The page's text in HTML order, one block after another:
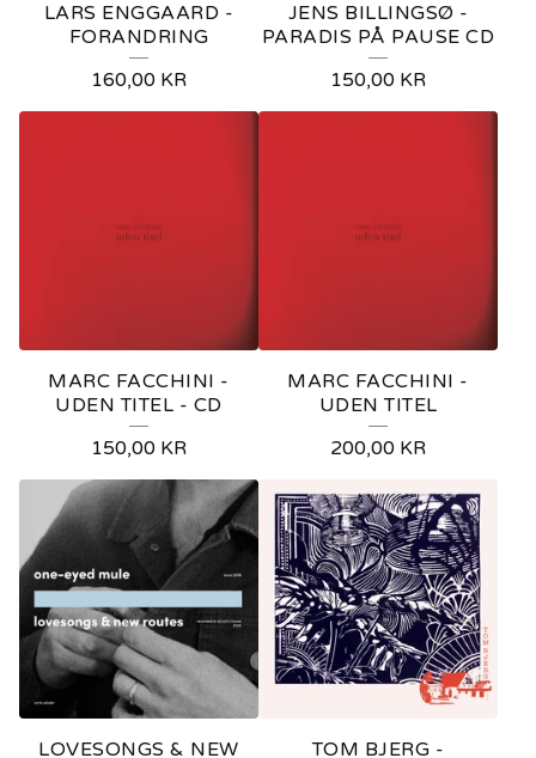
R
S
LARS ENGGAARD -
FORANDRING
160,00 KR
JENS BILLINGSØ -
PARADIS PÅ PAUSE CD
150,00 KR
MARC FACCHINI -
UDEN TITEL - CD
150,00 KR
MARC FACCHINI -
UDEN TITEL
200,00 KR
LOVESONGS & NEW
TOM BJERG -